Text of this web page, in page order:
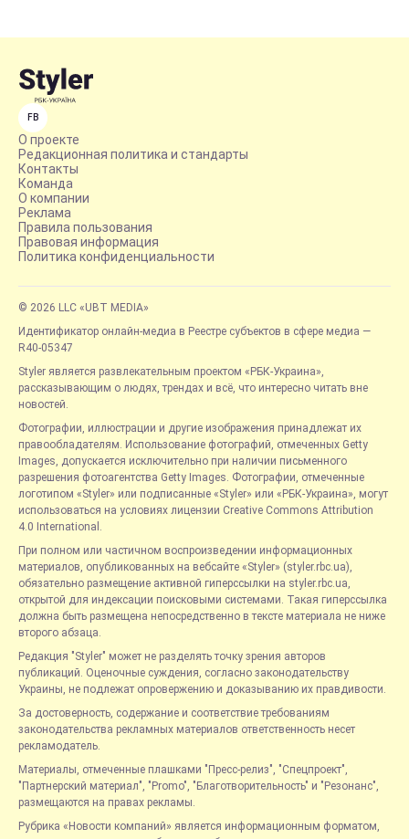
FB
О проекте
Редакционная политика и стандарты
Контакты
Команда
О компании
Реклама
Правила пользования
Правовая информация
Политика конфиденциальности
© 2026 LLC «UBT MEDIA»
Идентификатор онлайн-медиа в Реестре субъектов в сфере медиа —
R40-05347
Styler является развлекательным проектом «РБК-Украина»,
рассказывающим о людях, трендах и всё, что интересно читать вне
новостей.
Фотографии, иллюстрации и другие изображения принадлежат их
правообладателям. Использование фотографий, отмеченных Getty
Images, допускается исключительно при наличии письменного
разрешения фотоагентства Getty Images. Фотографии, отмеченные
логотипом «Styler» или подписанные «Styler» или «РБК-Украина», могут
использоваться на условиях лицензии Creative Commons Attribution
4.0 International.
При полном или частичном воспроизведении информационных
материалов, опубликованных на вебсайте «Styler» (styler.rbc.ua),
обязательно размещение активной гиперссылки на styler.rbc.ua,
открытой для индексации поисковыми системами. Такая гиперссылка
должна быть размещена непосредственно в тексте материала не ниже
второго абзаца.
Редакция "Styler" может не разделять точку зрения авторов
публикаций. Оценочные суждения, согласно законодательству
Украины, не подлежат опровержению и доказыванию их правдивости.
За достоверность, содержание и соответствие требованиям
законодательства рекламных материалов ответственность несет
рекламодатель.
Материалы, отмеченные плашками "Пресс-релиз", "Спецпроект",
"Партнерский материал", "Promo", "Благотворительность" и "Резонанс",
размещаются на правах рекламы.
Рубрика «Новости компаний» является информационным форматом,